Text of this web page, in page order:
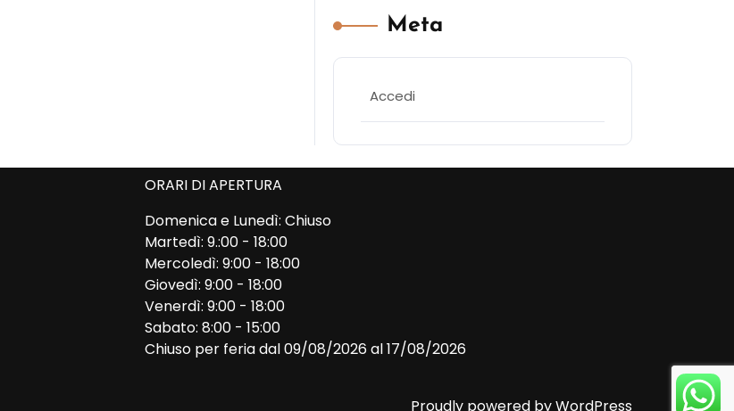
Meta
Accedi
ORARI DI APERTURA
Domenica e Lunedì: Chiuso
Martedì: 9.:00 - 18:00
Mercoledì: 9:00 - 18:00
Giovedì: 9:00 - 18:00
Venerdì: 9:00 - 18:00
Sabato: 8:00 - 15:00
Chiuso per feria dal 09/08/2026 al 17/08/2026
Proudly powered by WordPress